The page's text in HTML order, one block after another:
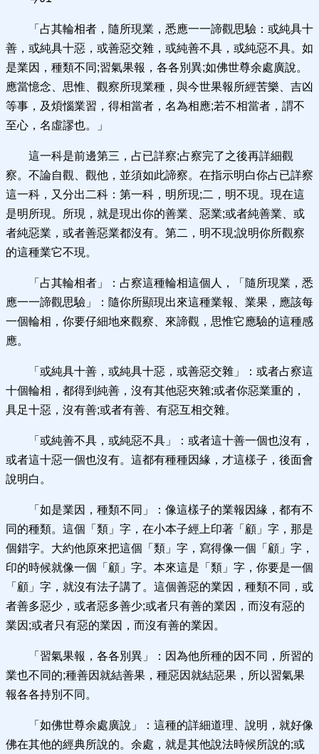
「占其輪相者，隨所現業，悉應一一諦觀思驗：或純具十
善，或純具十惡，或善惡交雜，或純善不具，或純惡不具。如
是業因，種類不同;習氣果報，各各別異;如佛世尊余處廣說。
應當憶念、思惟、觀察所現業種，與今世果報所經苦樂、吉凶
等事，及煩惱業習，得相當者，名為相應;若不相當者，謂不
至心，名虛謬也。」
這一科是前邊第三，占已詳察;占察完了之後再詳細觀
察。不論自觀、觀他，並須如此諦察。在指示明白你占已詳察
這一科，又分出二科：第一科，明所現;二，明不現。現在這
是明所現。所現，就是現出你的善業、惡業;或者純善業、或
者純惡業，或者善惡業都沒有。第二，明不現;說明你所觀察
的這種業它不現。
「占其輪相者」：占察這種輪相這個人，「隨所現業，悉
應一一諦觀思驗」：隨你所顯現出來這種業報、業果，應該每
一個輪相，你要仔細地來觀察、來諦觀，思惟它應驗的這種感
應。
「或純具十善，或純具十惡，或善惡交雜」：或者占察這
十個輪相，都得到純善，沒有其他惡夾雜;或者你惡業重的，
具足十惡，沒有善;或者有善、有惡互相交雜。
「或純善不具，或純惡不具」：或者這十善一個也沒有，
或者這十惡一個也沒有。這都有種種因緣，才這樣子，後面會
說明白。
「如是業因，種類不同」：像這樣子的業報因緣，都有不
同的種類。這個「類」字，在小本子經上印著「顧」字，那是
個錯字。大約他原來把這個「類」字，寫得像一個「顧」字，
印的時候就像一個「顧」字。本來這是「類」字，你要是一個
「顧」字，就沒有法子講了。這個善惡的業因，種類不同，或
者善多惡少，或者惡多善少;或者只有善的業因，而沒有惡的
業因;或者只有惡的業因，而沒有善的業因。
「習氣果報，各各別異」：因為他所種的因不同，所習的
業也不同的;種善因就結善果，種惡因就結惡果，所以習氣果
報各各持別不同。
「如佛世尊余處廣說」：這種的詳細道理、說明，就好像
佛在其他的經典所說的。余處，就是其他說法時候所說的;或